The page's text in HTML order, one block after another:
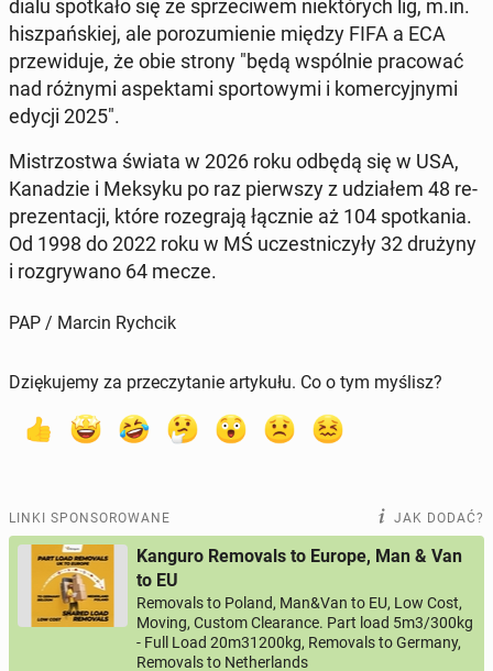
dia­lu spo­tka­ło się ze sprze­ci­wem nie­któ­rych lig, m.in.
hisz­pań­skiej, ale po­ro­zu­mie­nie między FIFA a ECA
prze­wi­du­je, że obie strony "będą wspól­nie pra­co­wać
nad różnymi aspek­ta­mi spor­to­wy­mi i ko­mer­cyj­ny­mi
edycji 2025".
Mi­strzo­stwa świata w 2026 roku odbędą się w USA,
Ka­na­dzie i Meksyku po raz pierw­szy z udzia­łem 48 re­
pre­zen­ta­cji, które ro­ze­gra­ją łącznie aż 104 spo­tka­nia.
Od 1998 do 2022 roku w MŚ uczest­ni­czy­ły 32 drużyny
i roz­gry­wa­no 64 mecze.
PAP / Marcin Rychcik
Dziękujemy za przeczytanie artykułu. Co o tym myślisz?
LINKI SPONSOROWANE JAK DODAĆ?
Kanguro Removals to Europe, Man & Van
to EU
Removals to Poland, Man&Van to EU, Low Cost,
Moving, Custom Clearance. Part load 5m3/300kg
- Full Load 20m31200kg, Removals to Germany,
Removals to Netherlands